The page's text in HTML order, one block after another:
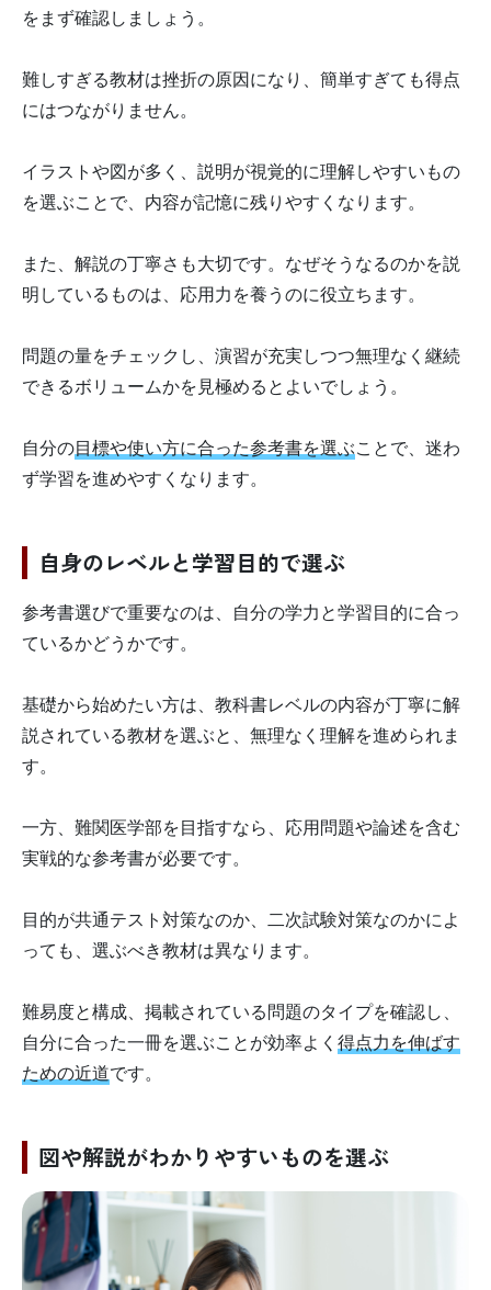
をまず確認しましょう。
難しすぎる教材は挫折の原因になり、簡単すぎても得点
にはつながりません。
イラストや図が多く、説明が視覚的に理解しやすいもの
を選ぶことで、内容が記憶に残りやすくなります。
また、解説の丁寧さも大切です。なぜそうなるのかを説
明しているものは、応用力を養うのに役立ちます。
問題の量をチェックし、演習が充実しつつ無理なく継続
できるボリュームかを見極めるとよいでしょう。
自分の目標や使い方に合った参考書を選ぶことで、迷わ
ず学習を進めやすくなります。
自身のレベルと学習目的で選ぶ
参考書選びで重要なのは、自分の学力と学習目的に合っ
ているかどうかです。
基礎から始めたい方は、教科書レベルの内容が丁寧に解
説されている教材を選ぶと、無理なく理解を進められま
す。
一方、難関医学部を目指すなら、応用問題や論述を含む
実戦的な参考書が必要です。
目的が共通テスト対策なのか、二次試験対策なのかによ
っても、選ぶべき教材は異なります。
難易度と構成、掲載されている問題のタイプを確認し、
自分に合った一冊を選ぶことが効率よく 得点力を伸ばす
ための近道です。
図や解説がわかりやすいものを選ぶ